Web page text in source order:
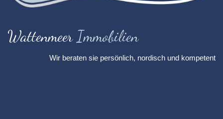
WattenmeerImmobilien
Wir beraten sie persönlich, nordisch und kompetent